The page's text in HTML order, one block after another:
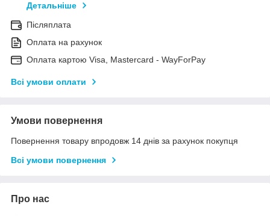
Детальніше
Післяплата
Оплата на рахунок
Оплата картою Visa, Mastercard - WayForPay
Всі умови оплати
Умови повернення
Повернення товару впродовж 14 днів за рахунок покупця
Всі умови повернення
Про нас